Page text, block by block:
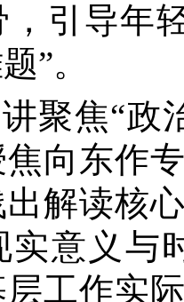
，引导年
”。
聚焦“政
向东作
解读核
实意义与
工作实